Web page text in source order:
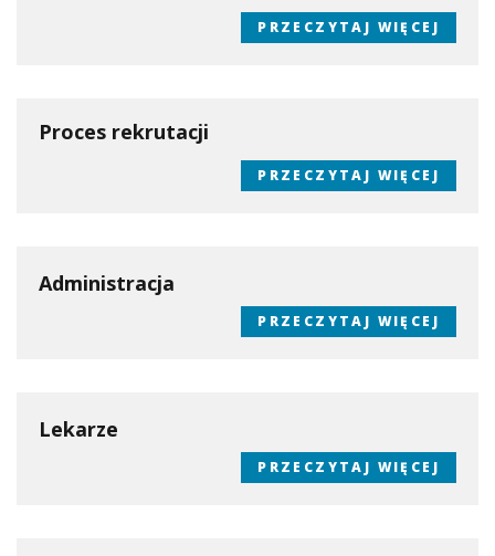
PRZECZYTAJ WIĘCEJ
Proces rekrutacji
PRZECZYTAJ WIĘCEJ
Administracja
PRZECZYTAJ WIĘCEJ
Lekarze
PRZECZYTAJ WIĘCEJ